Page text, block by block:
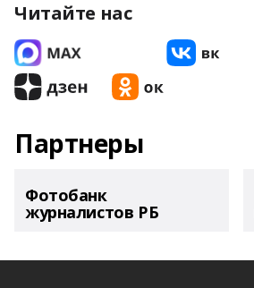
Читайте нас
Партнеры
Фотобанк
журналистов РБ